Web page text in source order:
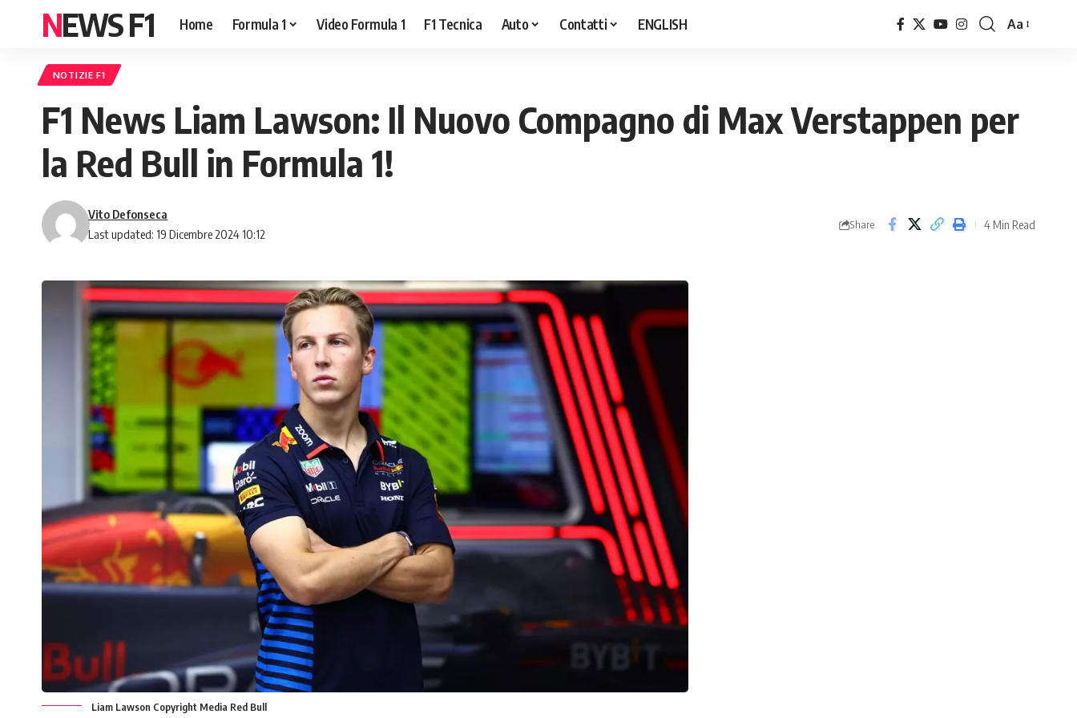
NEWS F1 Home Formula 1 Video Formula 1 F1 Tecnica Auto Contatti ENGLISH
Font
Aa
NOTIZIE F1
F1 News Liam Lawson: Il Nuovo Compagno di Max Verstappen per
la Red Bull in Formula 1!
Last updated: 19 Dicembre 2024 10:12
Vito Defonseca
Share 4 Min Read
Liam Lawson Copyright Media Red Bull